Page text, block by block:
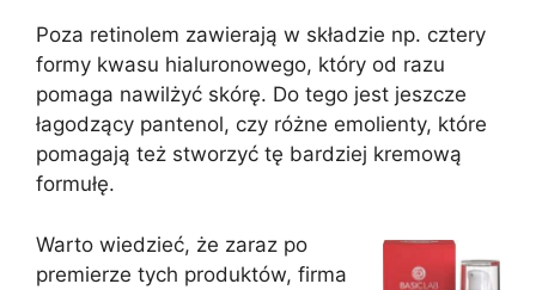
Poza retinolem zawierają w składzie np. cztery
formy kwasu hialuronowego, który od razu
pomaga nawilżyć skórę. Do tego jest jeszcze
łagodzący pantenol, czy różne emolienty, które
pomagają też stworzyć tę bardziej kremową
formułę.
Warto wiedzieć, że zaraz po
premierze tych produktów, firma